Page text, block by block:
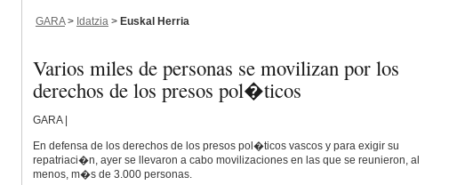
GARA> Idatzia > Euskal Herria
Varios miles de personas se movilizan por los
derechos de los presos pol�ticos
GARA |
En defensa de los derechos de los presos pol�ticos vascos y para exigir su
repatriaci�n, ayer se llevaron a cabo movilizaciones en las que se reunieron, al
menos, m�s de 3.000 personas.